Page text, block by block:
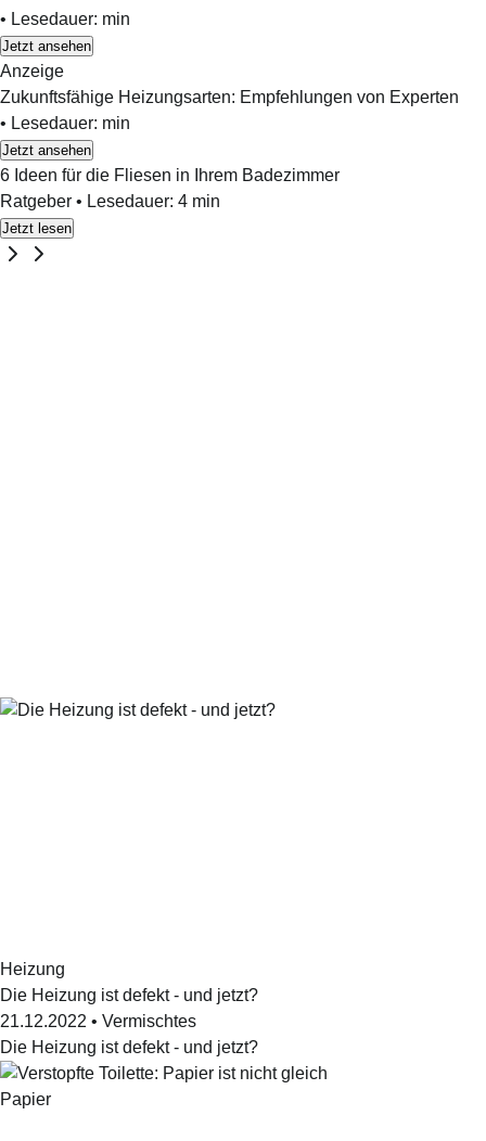
• Lesedauer: min
Jetzt ansehen
Anzeige
Zukunftsfähige Heizungsarten: Empfehlungen von Experten
• Lesedauer: min
Jetzt ansehen
6 Ideen für die Fliesen in Ihrem Badezimmer
Ratgeber • Lesedauer: 4 min
Jetzt lesen
Heizung
Die Heizung ist defekt - und jetzt?
21.12.2022 • Vermischtes
Die Heizung ist defekt - und jetzt?